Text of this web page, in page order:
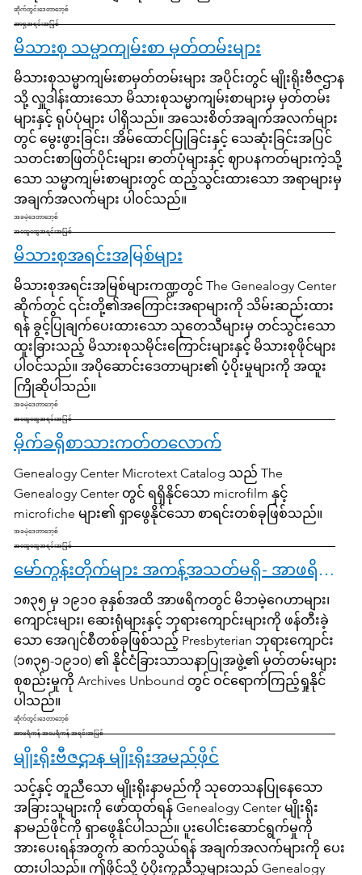
ဆိုက်တွင်းဒေတာဘေ့စ်
အာရှအရင်းအမြစ်
မိသားစု သမ္မာကျမ်းစာ မှတ်တမ်းများ
မိသားစုသမ္မာကျမ်းစာမှတ်တမ်းများ အပိုင်းတွင် မျိုးရိုးဗီဇဌာန
သို့ လှူဒါန်းထားသော မိသားစုသမ္မာကျမ်းစာများမှ မှတ်တမ်း
များနှင့် ရုပ်ပုံများ ပါရှိသည်။ အသေးစိတ်အချက်အလက်များ
တွင် မွေးဖွားခြင်း၊ အိမ်ထောင်ပြုခြင်းနှင့် သေဆုံးခြင်းအပြင်
သတင်းစာဖြတ်ပိုင်းများ၊ ဓာတ်ပုံများနှင့် ဈာပနကတ်များကဲ့သို့
သော သမ္မာကျမ်းစာများတွင် ထည့်သွင်းထားသော အရာများမှ
အချက်အလက်များ ပါဝင်သည်။
အခမဲ့ဒေတာဘေ့စ်
အထွေထွေအရင်းအမြစ်
မိသားစုအရင်းအမြစ်များ
မိသားစုအရင်းအမြစ်များကဏ္ဍတွင် The Genealogy Center
ဆိုက်တွင် ၎င်းတို့၏အကြောင်းအရာများကို သိမ်းဆည်းထား
ရန် ခွင့်ပြုချက်ပေးထားသော သုတေသီများမှ တင်သွင်းသော
ထူးခြားသည့် မိသားစုသမိုင်းကြောင်းများနှင့် မိသားစုဖိုင်များ
ပါဝင်သည်။ အပိုဆောင်းဒေတာများ၏ ပံ့ပိုးမှုများကို အထူး
ကြိုဆိုပါသည်။
အခမဲ့ဒေတာဘေ့စ်
အထွေထွေအရင်းအမြစ်
မိုက်ခရိုစာသားကတ်တလောက်
Genealogy Center Microtext Catalog သည် The
Genealogy Center တွင် ရရှိနိုင်သော microfilm နှင့်
microfiche များ၏ ရှာဖွေနိုင်သော စာရင်းတစ်ခုဖြစ်သည်။
အခမဲ့ဒေတာဘေ့စ်
အထွေထွေအရင်းအမြစ်
မော်ကွန်းတိုက်များ အကန့်အသတ်မရှိ- အာဖရိကတွင် ဧဝံဂေလိတရားဟောပြောခြင်း- နိုင်ငံခြားသာသနာပြုဘုတ်အဖွဲ့၏ စာပေးစာယူများ
၁၈၃၅ မှ ၁၉၁၀ ခုနှစ်အထိ အာဖရိကတွင် မိဘမဲ့ဂေဟာများ၊
ကျောင်းများ၊ ဆေးရုံများနှင့် ဘုရားကျောင်းများကို ဖန်တီးခဲ့
သော အေဂျင်စီတစ်ခုဖြစ်သည့် Presbyterian ဘုရားကျောင်း
(၁၈၃၅-၁၉၁၀) ၏ နိုင်ငံခြားသာသနာပြုအဖွဲ့၏ မှတ်တမ်းများ
စုစည်းမှုကို Archives Unbound တွင် ဝင်ရောက်ကြည့်ရှုနိုင်
ပါသည်။
ဆိုက်တွင်းဒေတာဘေ့စ်
အာဖရိကန် အမေရိကန် အရင်းအမြစ်
မျိုးရိုးဗီဇဌာန မျိုးရိုးအမည်ဖိုင်
သင့်နှင့် တူညီသော မျိုးရိုးနာမည်ကို သုတေသနပြုနေသော
အခြားသူများကို ဖော်ထုတ်ရန် Genealogy Center မျိုးရိုး
နာမည်ဖိုင်ကို ရှာဖွေနိုင်ပါသည်။ ပူးပေါင်းဆောင်ရွက်မှုကို
အားပေးရန်အတွက် ဆက်သွယ်ရန် အချက်အလက်များကို ပေး
ထားပါသည်။ ဤဖိုင်သို့ ပံ့ပိုးကူညီသူများသည် Genealogy